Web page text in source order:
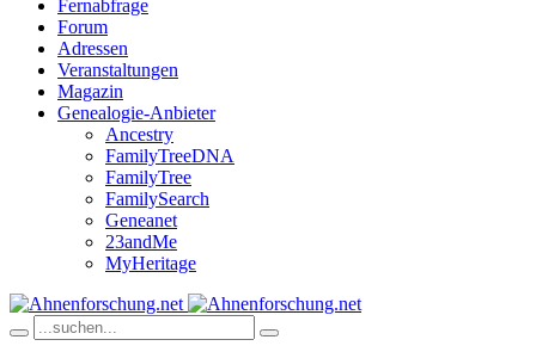
Fernabfrage
Forum
Adressen
Veranstaltungen
Magazin
Genealogie-Anbieter
Ancestry
FamilyTreeDNA
FamilyTree
FamilySearch
Geneanet
23andMe
MyHeritage